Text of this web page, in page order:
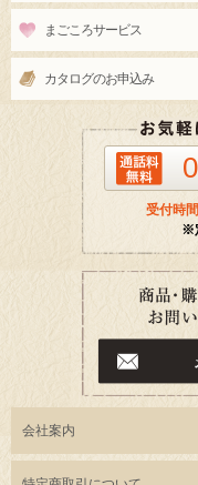
まごころサービス
カタログのお申込み
受付時
※
会社案内